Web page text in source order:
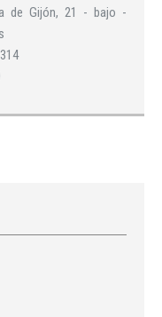
de Gijón, 21 - bajo -